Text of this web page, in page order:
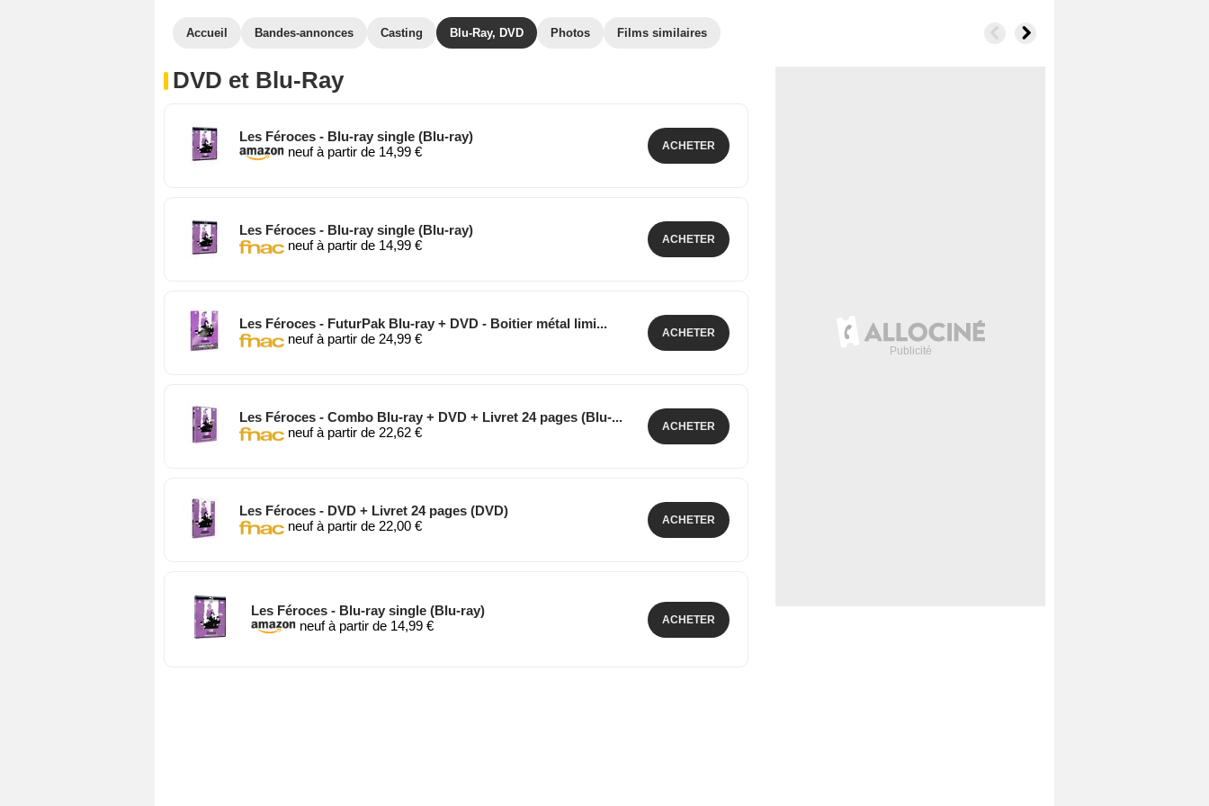
Accueil Bandes-annonces Casting Blu-Ray, DVD Photos Films similaires
DVD et Blu-Ray
Les Féroces - Blu-ray single (Blu-ray)
neuf à partir de 14,99 €
ACHETER
Les Féroces - Blu-ray single (Blu-ray)
neuf à partir de 14,99 €
ACHETER
Les Féroces - FuturPak Blu-ray + DVD - Boitier métal limi...
neuf à partir de 24,99 €
ACHETER
Les Féroces - Combo Blu-ray + DVD + Livret 24 pages (Blu-...
neuf à partir de 22,62 €
ACHETER
Les Féroces - DVD + Livret 24 pages (DVD)
neuf à partir de 22,00 €
ACHETER
Les Féroces - Blu-ray single (Blu-ray)
neuf à partir de 14,99 €
ACHETER